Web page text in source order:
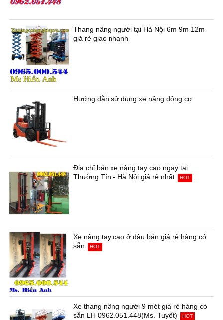
Thang nâng người tại Hà Nội 6m 9m 12m
giá rẻ giao nhanh
Hướng dẫn sử dụng xe nâng động cơ
Địa chỉ bán xe nâng tay cao ngay tại
Thường Tín - Hà Nội giá rẻ nhất
HOT
Xe nâng tay cao ở đâu bán giá rẻ hàng có
sẵn
HOT
Xe thang nâng người 9 mét giá rẻ hàng có
sẵn LH 0962.051.448(Ms. Tuyết)
HOT